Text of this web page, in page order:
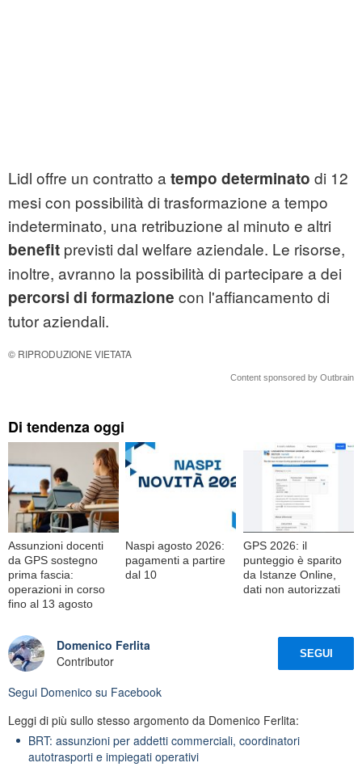
Lidl offre un contratto a tempo determinato di 12
mesi con possibilità di trasformazione a tempo
indeterminato, una retribuzione al minuto e altri
benefit previsti dal welfare aziendale. Le risorse,
inoltre, avranno la possibilità di partecipare a dei
percorsi di formazione con l'affiancamento di
tutor aziendali.
© RIPRODUZIONE VIETATA
Content sponsored by Outbrain
Di tendenza oggi
Assunzioni docenti
da GPS sostegno
prima fascia:
operazioni in corso
fino al 13 agosto
Naspi agosto 2026:
pagamenti a partire
dal 10
GPS 2026: il
punteggio è sparito
da Istanze Online,
dati non autorizzati
Domenico Ferlita
Contributor
SEGUI
Segui Domenico su Facebook
Leggi di più sullo stesso argomento da Domenico Ferlita:
BRT: assunzioni per addetti commerciali, coordinatori
autotrasporti e impiegati operativi